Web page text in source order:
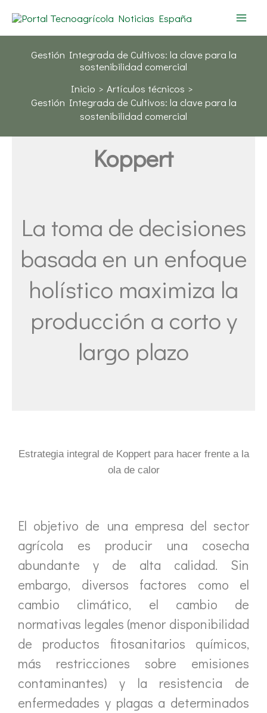
contenido
Gestión Integrada de Cultivos: la clave para la
sostenibilidad comercial
Inicio
Artículos técnicos
Gestión Integrada de Cultivos: la clave para la
sostenibilidad comercial
Koppert
La toma de decisiones
basada en un enfoque
holístico maximiza la
producción a corto y
largo plazo
Estrategia integral de Koppert para hacer frente a la
ola de calor
El objetivo de una empresa del sector
agrícola es producir una cosecha
abundante y de alta calidad. Sin
embargo, diversos factores como el
cambio climático, el cambio de
normativas legales (menor disponibilidad
de productos fitosanitarios químicos,
más restricciones sobre emisiones
contaminantes) y la resistencia de
enfermedades y plagas a determinados